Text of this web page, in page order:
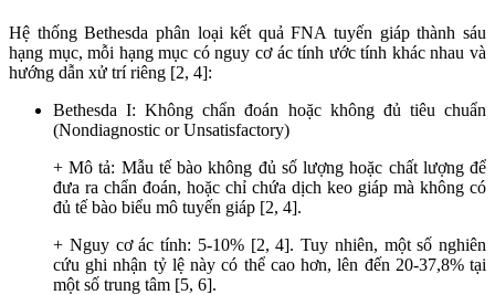
Hệ thống Bethesda phân loại kết quả FNA tuyến giáp thành sáu
hạng mục, mỗi hạng mục có nguy cơ ác tính ước tính khác nhau và
hướng dẫn xử trí riêng [2, 4]:
Bethesda I: Không chẩn đoán hoặc không đủ tiêu chuẩn
(Nondiagnostic or Unsatisfactory)
+ Mô tả: Mẫu tế bào không đủ số lượng hoặc chất lượng để
đưa ra chẩn đoán, hoặc chỉ chứa dịch keo giáp mà không có
đủ tế bào biểu mô tuyến giáp [2, 4].
+ Nguy cơ ác tính: 5-10% [2, 4]. Tuy nhiên, một số nghiên
cứu ghi nhận tỷ lệ này có thể cao hơn, lên đến 20-37,8% tại
một số trung tâm [5, 6].